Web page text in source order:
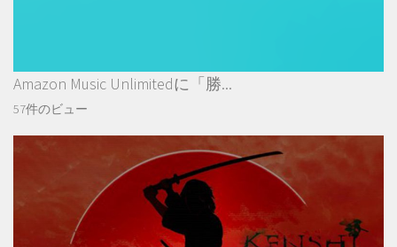
Amazon Music Unlimitedに「勝...
57件のビュー